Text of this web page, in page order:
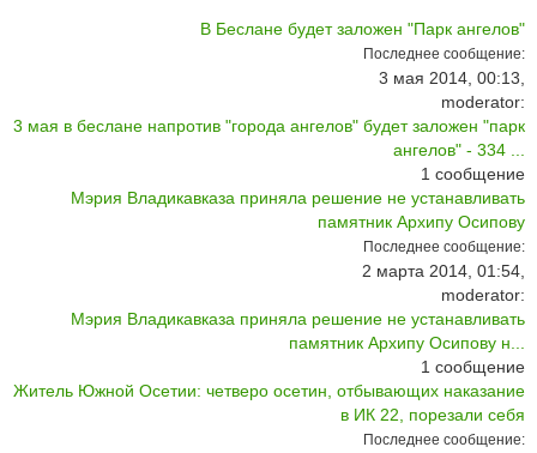
В Беслане будет заложен "Парк ангелов"
Последнее сообщение:
3 мая 2014, 00:13,
moderator:
3 мая в беслане напротив "города ангелов" будет заложен "парк
ангелов" - 334 ...
1 сообщение
Мэрия Владикавказа приняла решение не устанавливать
памятник Архипу Осипову
Последнее сообщение:
2 марта 2014, 01:54,
moderator:
Мэрия Владикавказа приняла решение не устанавливать
памятник Архипу Осипову н...
1 сообщение
Житель Южной Осетии: четверо осетин, отбывающих наказание
в ИК 22, порезали себя
Последнее сообщение: